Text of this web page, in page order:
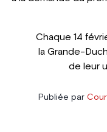
Chaque 14
la Grande-
de leur
Publiée par